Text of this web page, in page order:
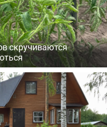
скручиваются